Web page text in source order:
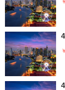
可，车费直接交给司
人小货车可以随处停
全。需要留心的是芭
堤雅海滩大街的行车
二大街则正好相反。
置，以免坐错车，既
外，穿梭于泰国各地
谷和芭提雅的空调大
且预订。
运动，这里有两个选
是选择坐滑索缆车匀